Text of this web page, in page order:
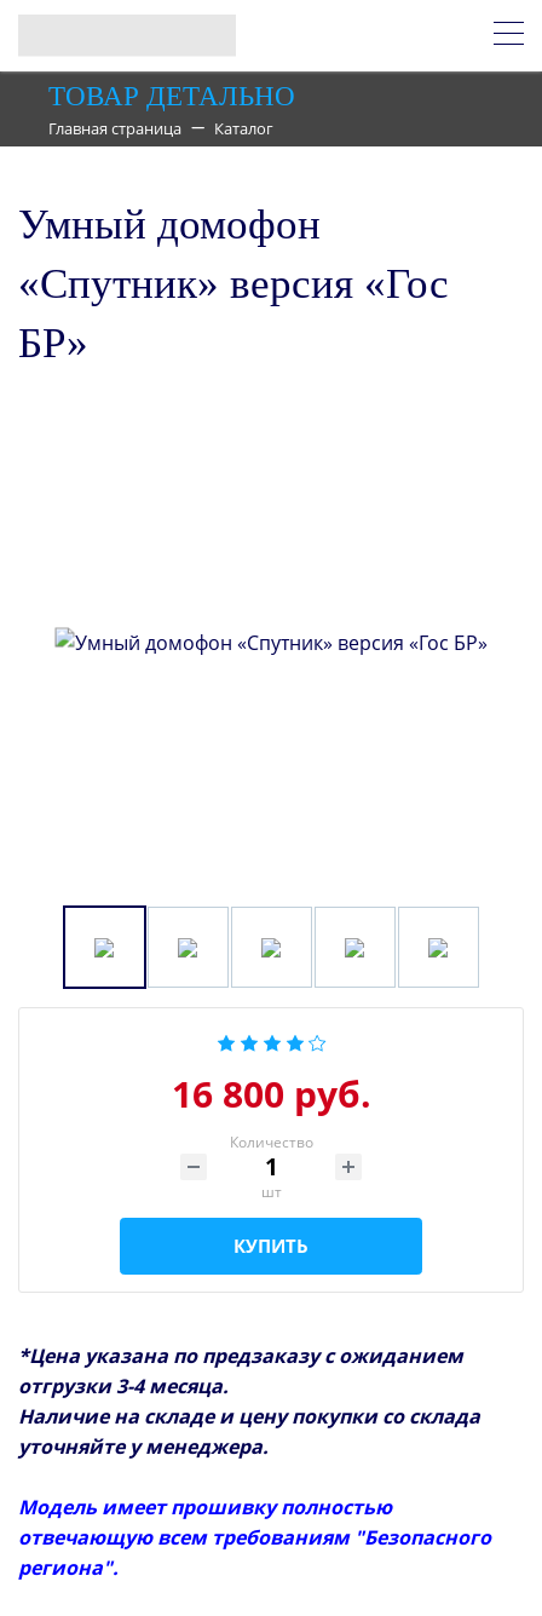
ТОВАР ДЕТАЛЬНО
Главная страница Каталог
Умный домофон
«Спутник» версия «Гос
БР»
16 800 руб.
Количество
шт
КУПИТЬ
*Цена указана по предзаказу с ожиданием
отгрузки 3-4 месяца.
Наличие на складе и цену покупки со склада
уточняйте у менеджера.
Модель имеет прошивку полностью
отвечающую всем требованиям "Безопасного
региона".